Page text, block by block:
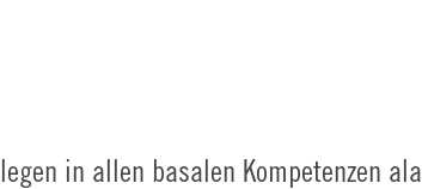
in allen basalen Kompetenzen